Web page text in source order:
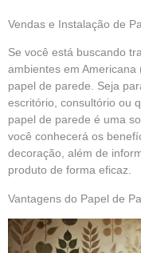
Vendas e Instalação de
Se você está buscando
ambientes em
papel de parede. Seja
escritório, consultório ou
papel de parede é uma
você conhecerá os
decoração, além de
produto de forma eficaz.
Vantagens do Papel de